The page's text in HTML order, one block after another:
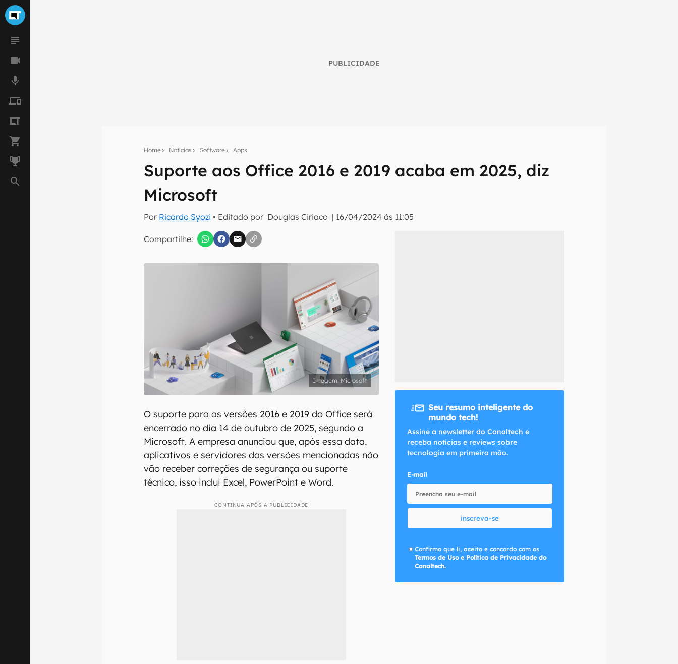
PUBLICIDADE
Home Notícias Software Apps
Suporte aos Office 2016 e 2019 acaba em 2025, diz
Microsoft
Por Ricardo Syozi • Editado por Douglas Ciriaco | 16/04/2024 às 11:05
Compartilhe:
Seu resumo inteligente do mundo tech!
mão.
E-mail
Confirmo que li, aceito e concordo com os Termos de Uso e Política de Privacidade do Canaltech.
Microsoft
O suporte para as versões 2016 e 2019 do Office será
encerrado no dia 14 de outubro de 2025, segundo a
Microsoft. A empresa anunciou que, após essa data,
aplicativos e servidores das versões mencionadas não
vão receber correções de segurança ou suporte
técnico, isso inclui Excel, PowerPoint e Word.
CONTINUA APÓS A PUBLICIDADE
Seu resumo inteligente do
mundo tech!
Assine a newsletter do Canaltech e
receba notícias e reviews sobre
tecnologia em primeira mão.
E-mail
inscreva-se
Confirmo que li, aceito e concordo com os
Termos de Uso e Política de Privacidade do
Canaltech.